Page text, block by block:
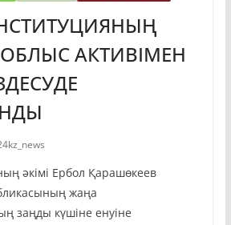
АКТИВІМЕН
әкімі Ербол Қарашөкеев
жаңа
заңды күшіне енуіне